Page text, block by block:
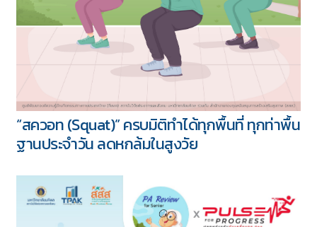
5 ชุด
“สควอท (Squat)” ครบมิติทำได้ทุกพื้นที่ ทุกท่าพื้น
ฐานประจำวัน ลดหกล้มในสูงวัย